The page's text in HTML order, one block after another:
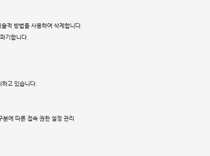
적 방법을 사용하여 삭제합니다.
기합니다.
고 있습니다.
에 따른 접속 권한 설정 관리